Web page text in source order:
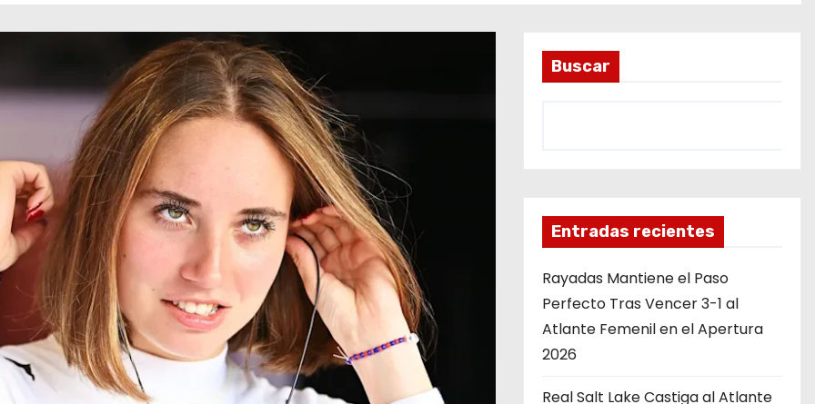
Buscar
Entradas recientes
Rayadas Mantiene el Paso
Perfecto Tras Vencer 3-1 al
Atlante Femenil en el Apertura
2026
Real Salt Lake Castiga al Atlante